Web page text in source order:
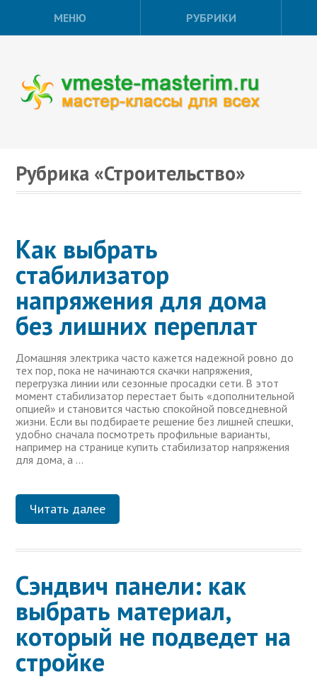
МЕНЮ РУБРИКИ
Рубрика «Строительство»
Как выбрать
стабилизатор
напряжения для дома
без лишних переплат
Домашняя электрика часто кажется надежной ровно до
тех пор, пока не начинаются скачки напряжения,
перегрузка линии или сезонные просадки сети. В этот
момент стабилизатор перестает быть «дополнительной
опцией» и становится частью спокойной повседневной
жизни. Если вы подбираете решение без лишней спешки,
удобно сначала посмотреть профильные варианты,
например на странице купить стабилизатор напряжения
для дома, а …
Читать далее
Сэндвич панели: как
выбрать материал,
который не подведет на
стройке